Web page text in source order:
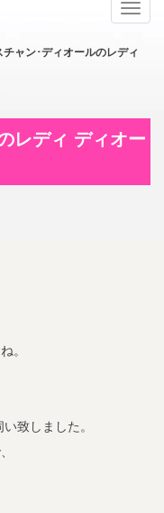
チャン･ディオールのレディ
レディ ディオー
。
致しました。